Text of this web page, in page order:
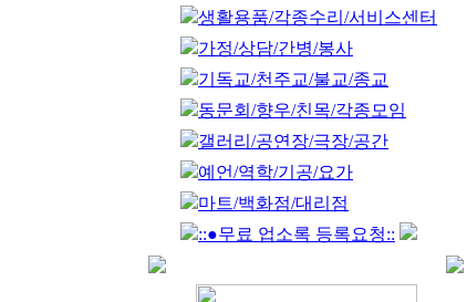
생활용품/각종수리/서비스센터
가정/상담/간병/봉사
기독교/천주교/불교/종교
동문회/향우/친목/각종모임
갤러리/공연장/극장/공간
예언/역학/기공/요가
마트/백화점/대리점
::●무료 업소록 등록요청::